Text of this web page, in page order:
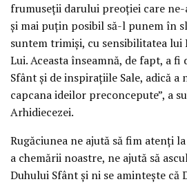
frumuseții darului preoției care
și mai puțin posibil să-l punem în
suntem trimiși, cu sensibilitatea
Lui. Aceasta înseamnă, de fapt, a fi
Sfânt și de inspirațiile Sale, adică a
capcana ideilor preconcepute”, a
Arhidiecezei.
Rugăciunea ne ajută să fim atenți
a chemării noastre, ne ajută să
Duhului Sfânt și ni se amintește că